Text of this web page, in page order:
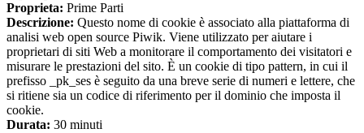
Proprieta: Prime Parti
Descrizione: Questo nome di cookie è associato alla piattaforma di
analisi web open source Piwik. Viene utilizzato per aiutare i
proprietari di siti Web a monitorare il comportamento dei visitatori e
misurare le prestazioni del sito. È un cookie di tipo pattern, in cui il
prefisso _pk_ses è seguito da una breve serie di numeri e lettere, che
si ritiene sia un codice di riferimento per il dominio che imposta il
cookie.
Durata: 30 minuti